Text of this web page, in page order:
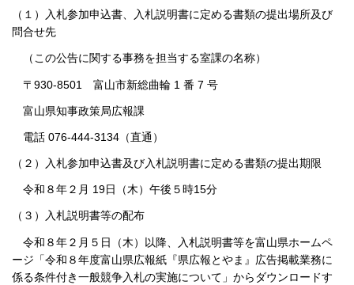
（１）入札参加申込書、入札説明書に定める書類の提出場所及び
問合せ先
（この公告に関する事務を担当する室課の名称）
〒930-8501 富山市新総曲輪 1 番 7 号
富山県知事政策局広報課
電話 076-444-3134（直通）
（２）入札参加申込書及び入札説明書に定める書類の提出期限
令和８年２月 19日（木）午後５時15分
（３）入札説明書等の配布
令和８年２月５日（木）以降、入札説明書等を富山県ホームペ
ージ「令和８年度富山県広報紙『県広報とやま』広告掲載業務に
係る条件付き一般競争入札の実施について」からダウンロードす